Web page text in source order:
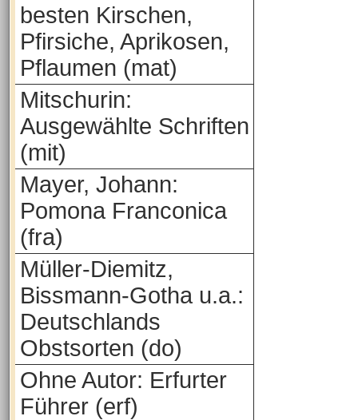
besten Kirschen,
Pfirsiche, Aprikosen,
Pflaumen (mat)
Mitschurin:
Ausgewählte Schriften
(mit)
Mayer, Johann:
Pomona Franconica
(fra)
Müller-Diemitz,
Bissmann-Gotha u.a.:
Deutschlands
Obstsorten (do)
Ohne Autor: Erfurter
Führer (erf)